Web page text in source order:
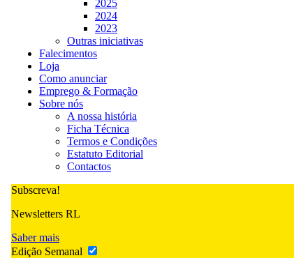
2025
2024
2023
Outras iniciativas
Falecimentos
Loja
Como anunciar
Emprego & Formação
Sobre nós
A nossa história
Ficha Técnica
Termos e Condições
Estatuto Editorial
Contactos
Subscreva!
Newsletters RL
Saber mais
Edição Semanal